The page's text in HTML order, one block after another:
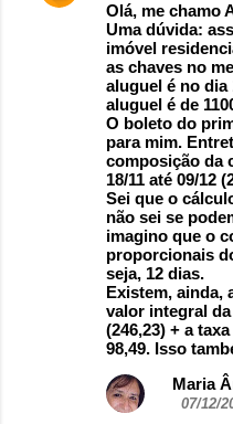
Olá, me chamo
Uma dúvida:
imóvel
as chaves no
aluguel é no
aluguel é de
O boleto do
para mim.
composição da
18/11 até 09/12
Sei que o
não sei se
imagino que o
proporcionais
seja, 12 dias.
Existem, ainda,
valor integral
(246,23) + a
98,49. Isso
Maria
07/12/